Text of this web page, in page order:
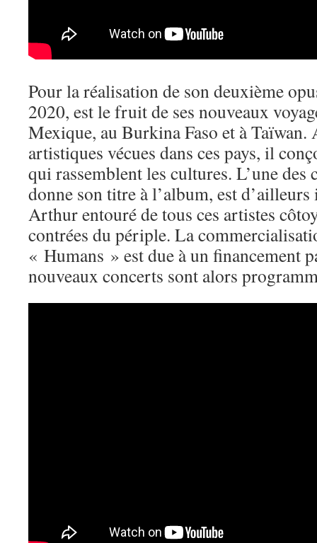
Pour la réalisation de son deuxième
2020, est le fruit de ses nouveaux
Mexique, au Burkina Faso et à Taïwan.
artistiques vécues dans ces pays, il
qui rassemblent les cultures. L’une des
donne son titre à l’album, est
Arthur entouré de tous ces artistes
contrées du périple. La
« Humans » est due à un financement
nouveaux concerts sont alors